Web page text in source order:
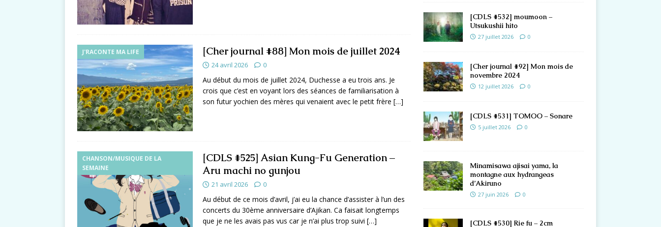
J'RACONTE MA LIFE [Cher journal #88] Mon mois de juillet 2024
24 avril 2026 0
Au début du mois de juillet 2024, Duchesse a eu trois ans. Je
crois que c’est en voyant lors des séances de familiarisation à
son futur yochien des mères qui venaient avec le petit frère […]
CHANSON/MUSIQUE DE LA
SEMAINE
[CDLS #525] Asian Kung-Fu Generation –
Aru machi no gunjou
21 avril 2026 0
Au début de ce mois d’avril, j’ai eu la chance d’assister à l’un des
concerts du 30ème anniversaire d’Ajikan. Ca faisait longtemps
que je ne les avais pas vus car je n’ai plus trop suivi […]
[CDLS #532] moumoon –
Utsukushii hito
27 juillet 2026 0
[Cher journal #92] Mon mois de
novembre 2024
12 juillet 2026 0
[CDLS #531] TOMOO – Sonare
5 juillet 2026 0
Minamisawa ajisai yama, la
montagne aux hydrangeas
d’Akiruno
27 juin 2026 0
[CDLS #530] Rie fu – 2cm